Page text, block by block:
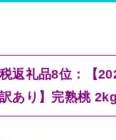
返礼品8位：【
あり】完熟桃